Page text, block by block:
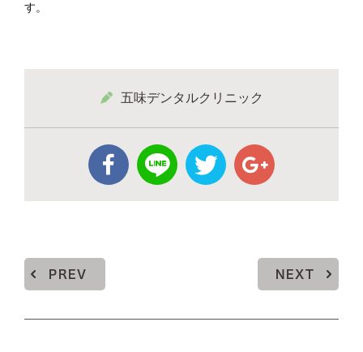
す。
五味デンタルクリニック
PREV NEXT